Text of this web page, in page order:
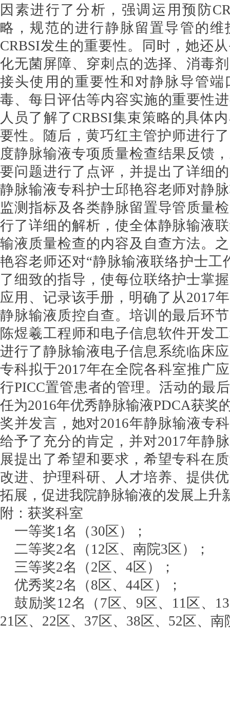
因素进行了分析，强调运用预防
略，规范的进行静脉留置导管的
CRBSI发生的重要性。同时，她还
化无菌屏障、穿刺点的选择、消毒
接头使用的重要性和对静脉导管端
毒、每日评估等内容实施的重要性
人员了解了CRBSI集束策略的具体
要性。随后，黄巧红主管护师进行
度静脉输液专项质量检查结果反馈
要问题进行了点评，并提出了详细
静脉输液专科护士邱艳容老师对静
监测指标及各类静脉留置导管质量
行了详细的解析，使全体静脉输液
输液质量检查的内容及自查方法。
艳容老师还对“静脉输液联络护士工
了细致的指导，使每位联络护士掌
应用、记录该手册，明确了从2017
静脉输液质控自查。培训的最后环
陈煜羲工程师和电子信息软件开发
进行了静脉输液电子信息系统临床
专科拟于2017年在全院各科室推广
行PICC置管患者的管理。活动的最
任为2016年优秀静脉输液PDCA获奖
奖并发言，她对2016年静脉输液专
给予了充分的肯定，并对2017年静
展提出了希望和要求，希望专科在
改进、护理科研、人才培养、提供
拓展，促进我院静脉输液的发展上升
附：获奖科室
一等奖1名（30区）；
二等奖2名（12区、南院3区）；
三等奖2名（2区、4区）；
优秀奖2名（8区、44区）；
鼓励奖12名（7区、9区、11区、
21区、22区、37区、38区、52区、南